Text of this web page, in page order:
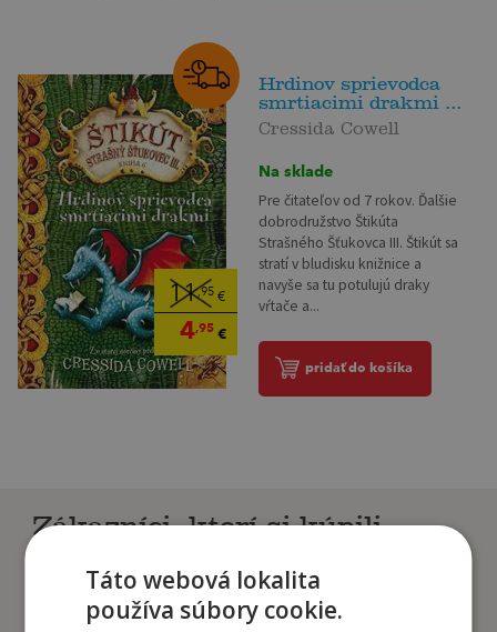
11,95€
4,95€
Hrdinov sprievodca
smrtiacimi drakmi ...
Cressida Cowell
Na sklade
Pre čitateľov od 7 rokov. Ďalšie
dobrodružstvo Štikúta
Strašného Šťukovca III. Štikút sa
stratí v bludisku knižnice a
navyše sa tu potulujú draky
vŕtače a...
pridať do košíka
Zákazníci, ktorí si kúpili
Táto webová lokalita
používa súbory cookie.